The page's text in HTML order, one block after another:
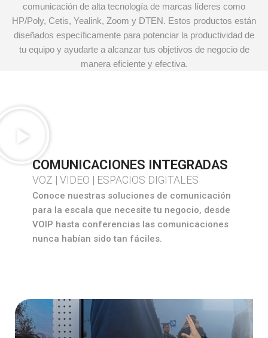
comunicación de alta tecnología de marcas líderes como
HP/Poly, Cetis, Yealink, Zoom y DTEN. Estos productos están
diseñados específicamente para potenciar la productividad de
tu equipo y ayudarte a alcanzar tus objetivos de negocio de
manera eficiente y efectiva.
COMUNICACIONES INTEGRADAS
VOZ | VIDEO | ESPACIOS DIGITALES
Conoce nuestras soluciones de comunicación
para la escala que necesite tu negocio, desde
VOIP hasta conferencias las comunicaciones
nunca habían sido tan fáciles.